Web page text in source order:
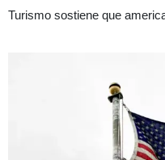
Turismo sostiene que